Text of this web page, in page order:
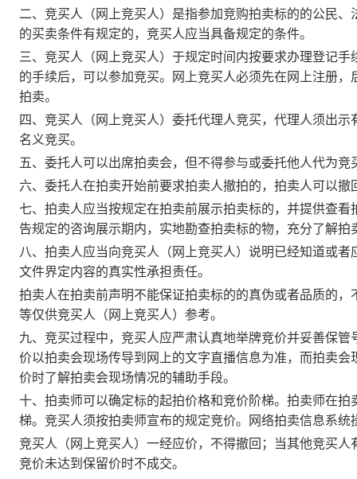
二、竞买人（网上竞买人）是指参加竞购拍卖标的的公民
的买卖条件有规定的，竞买人应当具备规定的条件。
三、竞买人（网上竞买人）于规定时间内按要求办理登记
的手续后，可以参加竞买。网上竞买人必须先在网上注册
拍卖。
四、竞买人（网上竞买人）委托代理人竞买，代理人须出
名义竞买。
五、委托人可以出席拍卖会，但不得参与或委托他人代为竞
六、委托人在拍卖开始前要求拍卖人撤拍的，拍卖人可以撤
七、拍卖人应当按规定在拍卖前展示拍卖标的，并提供查
告规定的咨询展示期内，实地勘查拍卖标的物，充分了解
八、拍卖人应当向竞买人（网上竞买人）说明已经知道或
文件界定内容的真实性承担责任。
拍卖人在拍卖前声明不能保证拍卖标的的真伪或者品质的
等仅供竞买人（网上竞买人）参考。
九、竞买过程中，竞买人应严肃认真地举牌竞价并妥善保
价以拍卖会现场传导到网上的文字直播信息为准，而拍卖
价时了解拍卖会现场情况的辅助手段。
十、拍卖师可以确定标的起拍价格和竞价阶梯。拍卖师在
梯。竞买人须按拍卖师宣布的规定竞价。网络拍卖信息系
竞买人（网上竞买人）一经应价，不得撤回；当其他竞买
竞价未达到保留价时不成交。